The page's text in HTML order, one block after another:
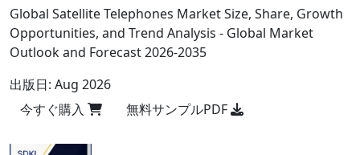
Global Satellite Telephones Market Size, Share, Growth
Opportunities, and Trend Analysis - Global Market
Outlook and Forecast 2026-2035
出版日: Aug 2026
今すぐ購入
無料サンプルPDF